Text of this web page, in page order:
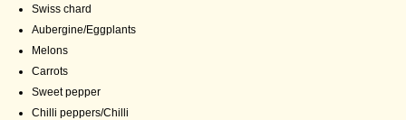
Swiss chard
Aubergine/Eggplants
Melons
Carrots
Sweet pepper
Chilli peppers/Chilli